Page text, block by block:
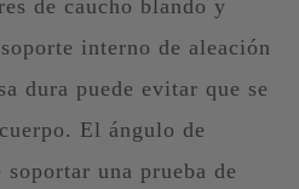
de caucho blando y
interno de aleación
dura puede evitar que se
El ángulo de
una prueba de